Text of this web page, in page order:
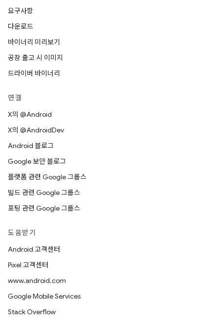
요구사항
다운로드
바이너리 미리보기
공장 출고 시 이미지
드라이버 바이너리
연결
X의 @Android
X의 @AndroidDev
Android 블로그
Google 보안 블로그
플랫폼 관련 Google 그룹스
빌드 관련 Google 그룹스
포팅 관련 Google 그룹스
도움받기
Android 고객센터
Pixel 고객센터
www.android.com
Google Mobile Services
Stack Overflow